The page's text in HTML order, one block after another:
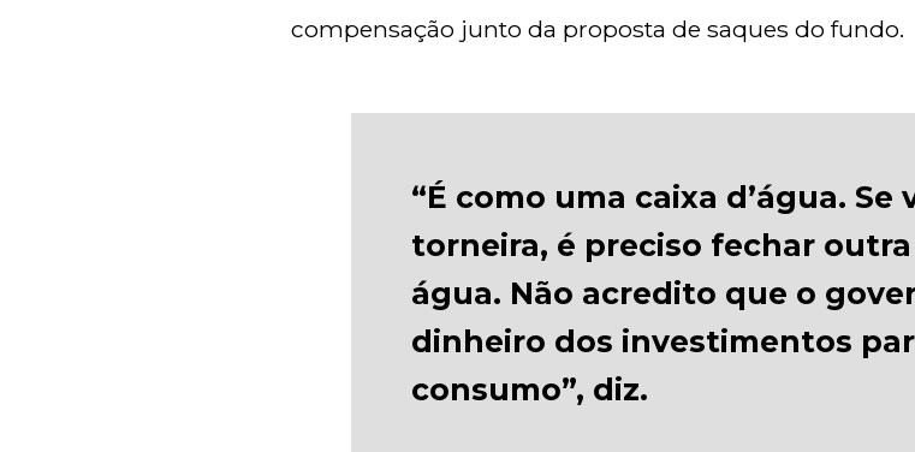
compensação junto da proposta de saques do fundo.
“É como uma caixa d’água. Se
torneira, é preciso fechar
água. Não acredito que o
dinheiro dos investimentos
consumo”, diz.